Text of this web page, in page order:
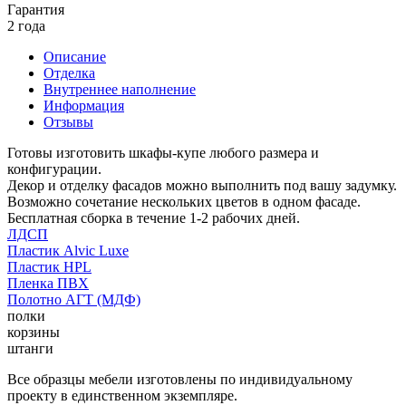
Гарантия
2 года
Описание
Отделка
Внутреннее наполнение
Информация
Отзывы
Готовы изготовить шкафы-купе любого размера и
конфигурации.
Декор и отделку фасадов можно выполнить под вашу задумку.
Возможно сочетание нескольких цветов в одном фасаде.
Бесплатная сборка в течение 1-2 рабочих дней.
ЛДСП
Пластик Alvic Luxe
Пластик HPL
Пленка ПВХ
Полотно АГТ (МДФ)
полки
корзины
штанги
Все образцы мебели изготовлены по индивидуальному
проекту в единственном экземпляре.